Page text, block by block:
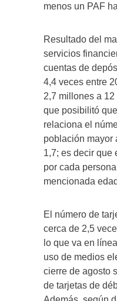
menos un PAF
Resultado del
servicios
cuentas de
4,4 veces entre
2,7 millones a
que posibilitó
relaciona el
población mayor
1,7; es decir que
por cada
mencionada
El número de
cerca de 2,5
lo que va en
uso de medios
cierre de agosto
de tarjetas de